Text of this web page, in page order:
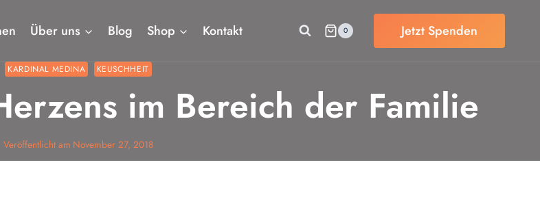
Über uns Blog Shop Kontakt 0 Jetzt Spenden
KARDINAL MEDINA KEUSCHHEIT
im Bereich der Familie
Veröffentlicht am November 27, 2018